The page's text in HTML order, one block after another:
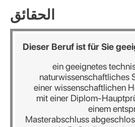
الحقائق
Dieser Beruf ist für Sie
ein geeignetes
naturwissenschaftliches
einer wissenschaftlichen
mit einer Diplom-
einem
Masterabschluss